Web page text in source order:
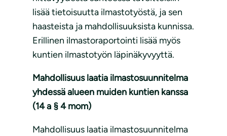
lisää tietoisuutta ilmastotyöstä, ja sen
haasteista ja mahdollisuuksista kunnissa.
Erillinen ilmastoraportointi lisää myös
kuntien ilmastotyön läpinäkyvyyttä.
Mahdollisuus laatia ilmastosuunnitelma
yhdessä alueen muiden kuntien kanssa
(14 a § 4 mom)
Mahdollisuus laatia ilmastosuunnitelma